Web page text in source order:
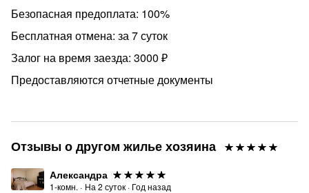
Безопасная предоплата: 100%
Бесплатная отмена: за 7 суток
Залог на время заезда: 3000 ₽
Предоставляются отчетные документы
Отзывы о другом жилье хозяина
Александра
1-комн. · На 2 суток · Год назад